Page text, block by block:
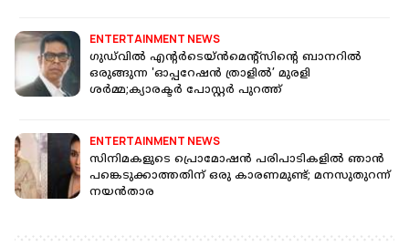
ENTERTAINMENT NEWS
ഗുഡ്‌വിൽ എൻ്റർടെയ്ൻമെൻ്റ്സിൻ്റെ ബാനറിൽ
ഒരുങ്ങുന്ന 'ഓപ്പറേഷൻ ത്രാളിൽ’ മുരളി
ശർമ്മ;ക്യാരക്ടർ പോസ്റ്റർ പുറത്ത്
ENTERTAINMENT NEWS
സിനിമകളുടെ പ്രൊമോഷൻ പരിപാടികളിൽ ഞാൻ
പങ്കെടുക്കാത്തതിന് ഒരു കാരണമുണ്ട്; മനസുതുറന്ന്
നയൻ‌താര